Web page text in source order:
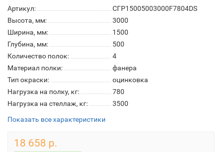
Артикул:
СГР15005003000F7804DS
Высота, мм:
3000
Ширина, мм:
1500
Глубина, мм:
500
Количество полок:
4
Материал полки:
фанера
Тип окраски:
оцинковка
Нагрузка на полку, кг:
780
Нагрузка на стеллаж, кг:
3500
Показать все характеристики
18 658 р.